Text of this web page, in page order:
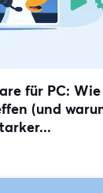
für PC:
(und